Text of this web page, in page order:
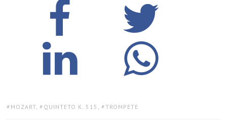
TAGS:
MOZART, QUINTETO K. 515 , TROMPETE